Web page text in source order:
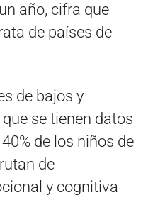
año, cifra que
de países de
de bajos y
se tienen datos
de los niños de
de
y cognitiva